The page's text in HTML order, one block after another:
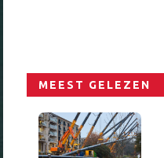
MEEST GELEZEN